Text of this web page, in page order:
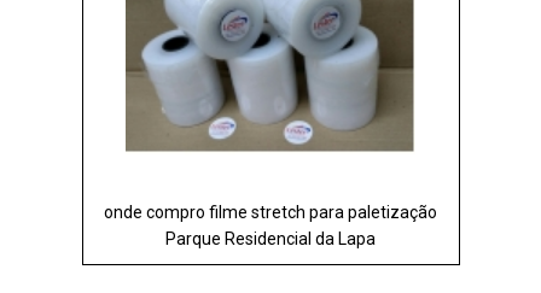
onde compro filme stretch para paletização
Parque Residencial da Lapa